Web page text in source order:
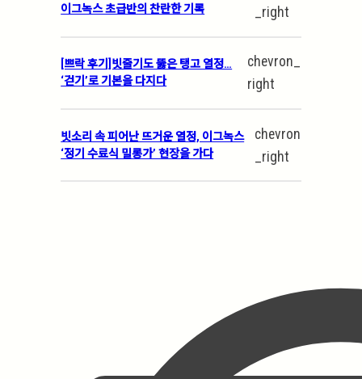
이그녹스 초급반의 찬란한 기록
_right
[쁘락 후기]빗줄기도 뚫은 탱고 열정…
‘걷기’로 기본을 다지다
chevron_
right
빗소리 속 피어난 뜨거운 열정, 이그녹스
‘정기 수료식 밀롱가’ 현장을 가다
chevron
_right